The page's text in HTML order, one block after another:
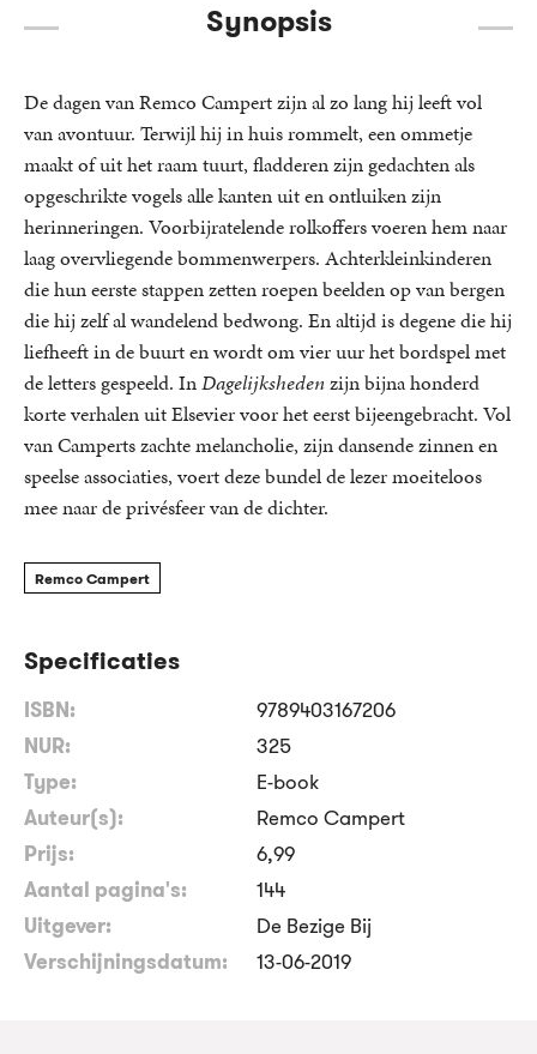
Synopsis
De dagen van Remco Campert zijn al zo lang hij leeft vol
van avontuur. Terwijl hij in huis rommelt, een ommetje
maakt of uit het raam tuurt, fladderen zijn gedachten als
opgeschrikte vogels alle kanten uit en ontluiken zijn
herinneringen. Voorbijratelende rolkoffers voeren hem naar
laag overvliegende bommenwerpers. Achterkleinkinderen
die hun eerste stappen zetten roepen beelden op van bergen
die hij zelf al wandelend bedwong. En altijd is degene die hij
liefheeft in de buurt en wordt om vier uur het bordspel met
de letters gespeeld. InDagelijkshedenzijn bijna honderd
korte verhalen uit Elsevier voor het eerst bijeengebracht. Vol
van Camperts zachte melancholie, zijn dansende zinnen en
speelse associaties, voert deze bundel de lezer moeiteloos
mee naar de privésfeer van de dichter.
Remco Campert
Specificaties
ISBN:
9789403167206
NUR:
325
Type:
E-book
Auteur(s):
Remco Campert
Prijs:
6,99
Aantal pagina's:
144
Uitgever:
De Bezige Bij
Verschijningsdatum:
13-06-2019